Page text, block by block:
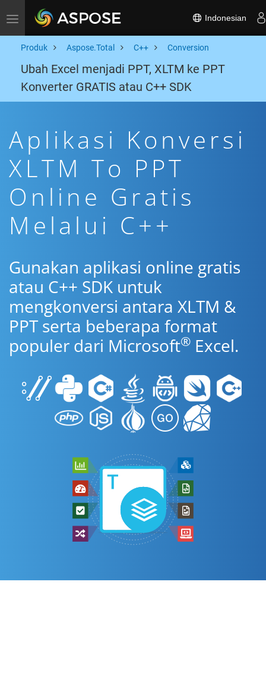
Toggle navigation Indonesian
Produk Aspose.Total C++ Conversion
Ubah Excel menjadi PPT, XLTM ke PPT
Konverter GRATIS atau C++ SDK
Aplikasi Konversi
XLTM To PPT
Online Gratis
Melalui C++
Gunakan aplikasi online gratis
atau C++ SDK untuk
mengkonversi antara XLTM &
PPT serta beberapa format
populer dari Microsoft® Excel.